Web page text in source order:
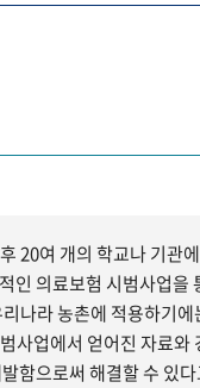
20여 개의 학교나 기관
인 의료보험 시범사업
사업에서 얻어진 자료
결할 수 있다고 생각된다. 이 보